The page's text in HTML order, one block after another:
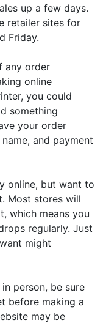
up a few days.
retailer sites for
Friday.
any order
online
you could
something
your order
and payment
online, but want to
Most stores will
which means you
regularly. Just
might
person, be sure
before making a
may be